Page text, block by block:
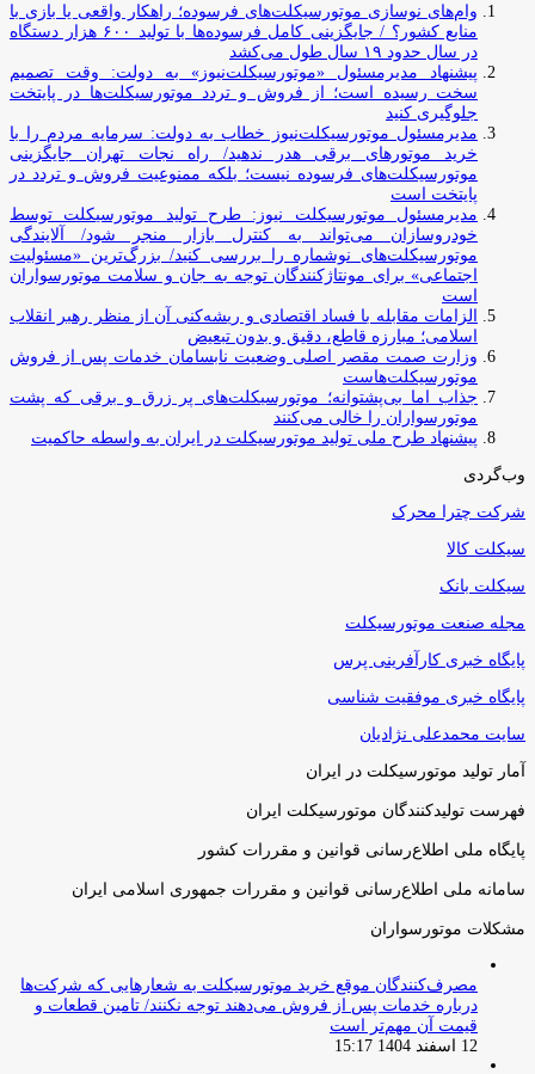
وام‌های نوسازی موتورسیکلت‌های فرسوده؛ راهکار واقعی یا بازی با
منابع کشور؟ / جایگزینی کامل فرسوده‌ها با تولید ۶۰۰ هزار دستگاه
در سال حدود ۱۹ سال طول می‌کشد
پیشنهاد مدیرمسئول «موتورسیکلت‌نیوز» به دولت: وقت تصمیم
سخت رسیده است؛ از فروش و تردد موتورسیکلت‌ها در پایتخت
جلوگیری کنید
مدیرمسئول موتورسیکلت‌نیوز خطاب به دولت: سرمایه مردم را با
خرید موتورهای برقی هدر ندهید/ راه نجات تهران جایگزینی
موتورسیکلت‌های فرسوده نیست؛ بلکه ممنوعیت فروش و تردد در
پایتخت است
مدیرمسئول موتورسیکلت نیوز: طرح تولید موتورسیکلت توسط
خودروسازان می‌تواند به کنترل بازار منجر شود/ آلایندگی
موتورسیکلت‌های نوشماره را بررسی کنید/ بزرگ‌ترین «مسئولیت
اجتماعی» برای مونتاژکنندگان توجه به جان و سلامت موتورسواران
است
الزامات مقابله با فساد اقتصادی و ریشه‌کنی آن از منظر رهبر انقلاب
اسلامی؛ مبارزه قاطع، دقیق و بدون تبعیض
وزارت صمت مقصر اصلی وضعیت نابسامان خدمات پس از فروش
موتورسیکلت‌هاست
جذاب اما بی‌پشتوانه؛ موتورسیکلت‌های پر زرق‌ و برقی که پشت
موتورسواران را خالی می‌کنند
پیشنهاد طرح ملی تولید موتورسیکلت در ایران به واسطه حاکمیت
وب‌گردی
شرکت چترا محرک
سیکلت کالا
سیکلت بانک
مجله صنعت موتورسیکلت
پایگاه خبری کارآفرینی پرس
پایگاه خبری موفقیت شناسی
سایت محمدعلی نژادیان
آمار تولید موتورسیکلت در ایران
فهرست تولیدکنندگان موتورسیکلت ایران
پایگاه ملی اطلاع‌رسانی قوانین و مقررات کشور
سامانه ملی اطلاع‌رسانی قوانین و مقررات جمهوری اسلامی ایران
مشکلات موتورسواران
مصرف‌کنندگان موقع خرید موتورسیکلت به شعارهایی که شرکت‌ها
درباره خدمات پس از فروش می‌دهند توجه نکنند/ تامین قطعات و
قیمت آن مهم‌تر است
12 اسفند 1404 15:17